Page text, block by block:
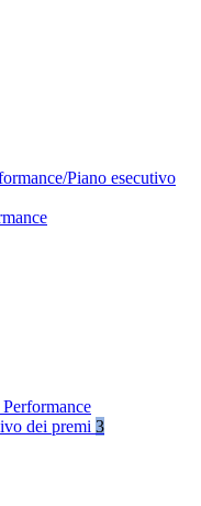
Piano esecutivo
dei premi 3